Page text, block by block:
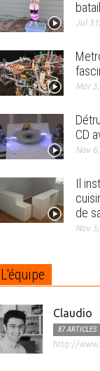
Jul
Mar
CD
Nov
Il
de
Nov
L'équipe
Claudio
87 ARTICLES
http://